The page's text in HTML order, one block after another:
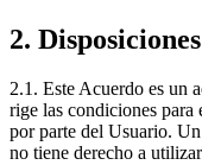
2.
2.1. Este Acuerdo es un
rige las condiciones
por parte del Usuario.
no tiene derecho a